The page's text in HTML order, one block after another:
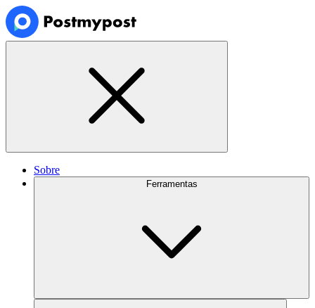
Sobre
Ferramentas